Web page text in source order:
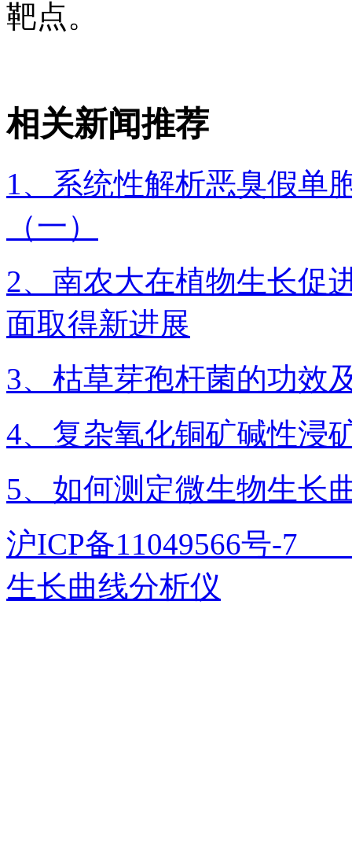
靶点。
相关新闻推荐
1、系统性解析恶臭假单
（一）
2、南农大在植物生长促
面取得新进展
3、枯草芽孢杆菌的功效
4、复杂氧化铜矿碱性浸
5、如何测定微生物生长
沪ICP备11049566号
生长曲线分析仪